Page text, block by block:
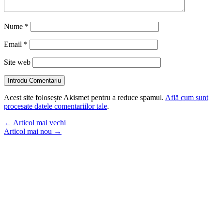
Nume *
Email *
Site web
Introdu Comentariu
Acest site folosește Akismet pentru a reduce spamul. Află cum sunt
procesate datele comentariilor tale.
← Articol mai vechi
Articol mai nou →